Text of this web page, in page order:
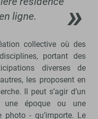
ligne.
collective où des
portant des
diverses de
les proposent en
Il peut s’agir d’un
une époque ou une
photo - qu’importe. Le